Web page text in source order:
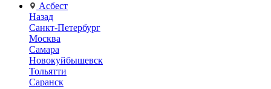
Асбест
Назад
Санкт-Петербург
Москва
Самара
Новокуйбышевск
Тольятти
Саранск